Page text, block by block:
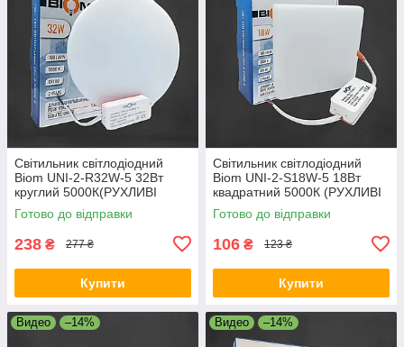
Світильник світлодіодний
Biom UNI-2-R32W-5 32Вт
круглий 5000К(РУХЛИВІ
КЛІПСИ)
Готово до відправки
238 ₴ 277 ₴
Купити
Світильник світлодіодний
Biom UNI-2-S18W-5 18Вт
квадратний 5000К (РУХЛИВІ
КЛІПСИ)
Готово до відправки
106 ₴ 123 ₴
Купити
Видео –14% Видео –14%